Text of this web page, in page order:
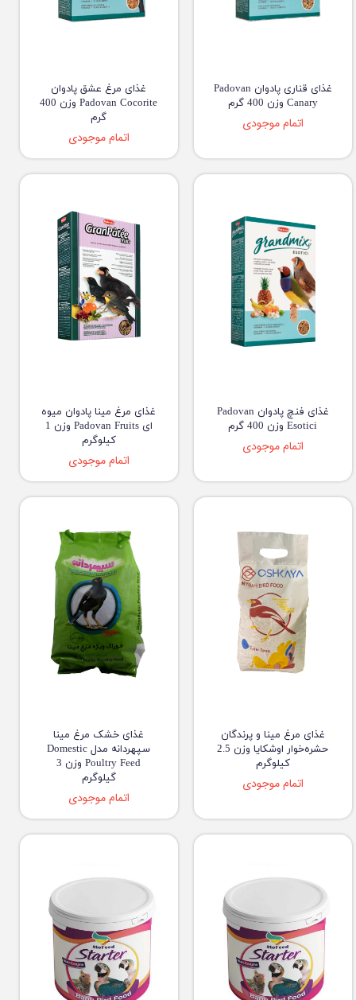
غذای قناری پادوان Padovan
Canary وزن 400 گرم
اتمام موجودی
غذای مرغ عشق پادوان
Padovan Cocorite وزن 400
گرم
اتمام موجودی
غذای فنچ پادوان Padovan
Esotici وزن 400 گرم
اتمام موجودی
غذای مرغ مینا پادوان میوه
ای Padovan Fruits وزن 1
کیلوگرم
اتمام موجودی
غذای مرغ مینا و پرندگان
حشره‌خوار اوشکایا وزن 2.5
کیلوگرم
اتمام موجودی
غذای خشک مرغ مینا
سپهردانه مدل Domestic
Poultry Feed وزن 3
گیلوگرم
اتمام موجودی